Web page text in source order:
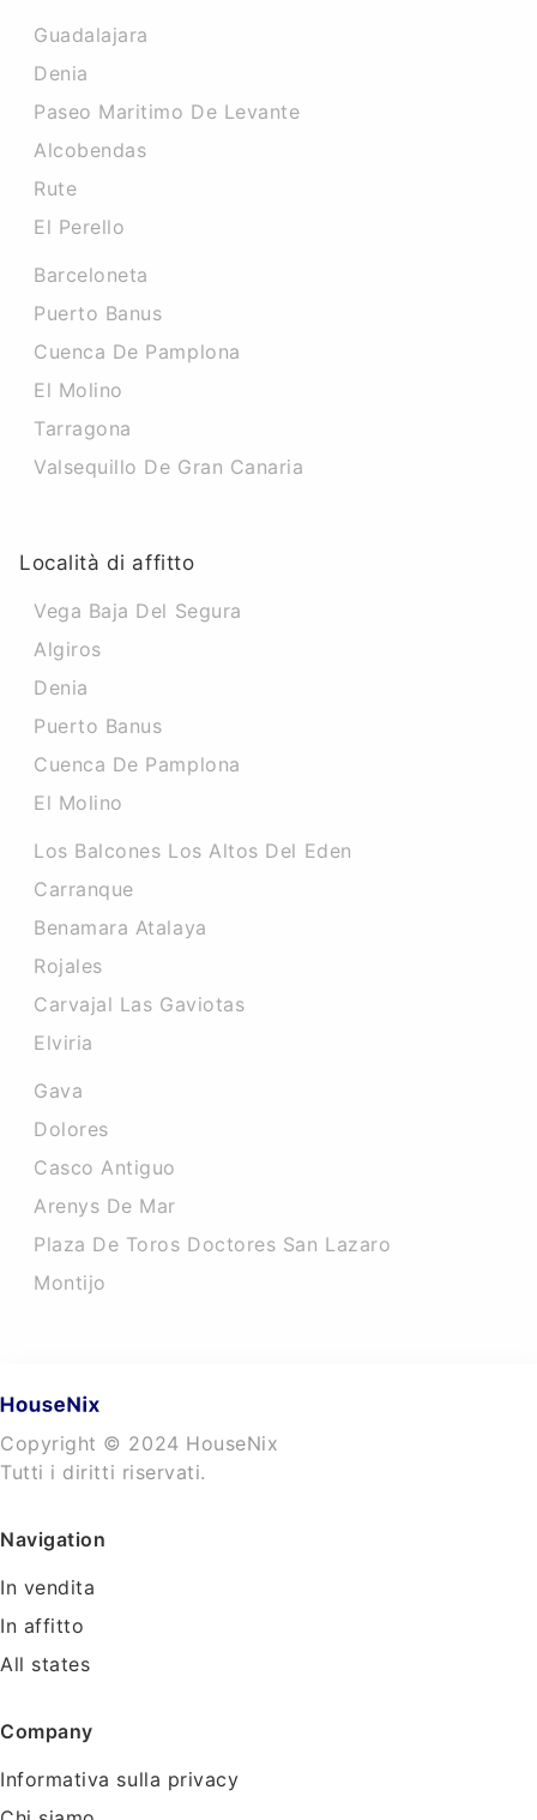
Guadalajara
Denia
Paseo Maritimo De Levante
Alcobendas
Rute
El Perello
Barceloneta
Puerto Banus
Cuenca De Pamplona
El Molino
Tarragona
Valsequillo De Gran Canaria
Località di affitto
Vega Baja Del Segura
Algiros
Denia
Puerto Banus
Cuenca De Pamplona
El Molino
Los Balcones Los Altos Del Eden
Carranque
Benamara Atalaya
Rojales
Carvajal Las Gaviotas
Elviria
Gava
Dolores
Casco Antiguo
Arenys De Mar
Plaza De Toros Doctores San Lazaro
Montijo
Copyright © 2024 HouseNix
Tutti i diritti riservati.
Navigation
In vendita
In affitto
All states
Company
Informativa sulla privacy